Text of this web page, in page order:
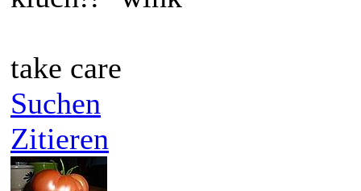
take care
Suchen
Zitieren